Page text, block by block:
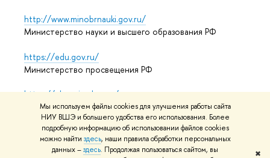
Мы используем файлы cookies для улучшения работы сайта
НИУ ВШЭ и большего удобства его использования. Более
подробную информацию об использовании файлов cookies
можно найти здесь, наши правила обработки персональных
данных –здесь. Продолжая пользоваться сайтом, вы
✖
http://www.minobrnauki.gov.ru/
Министерство науки и высшего образования РФ
https://edu.gov.ru/
Министерство просвещения РФ
https://elearning.hse.ru/mooc
Массовые открытые онлайн-курсы
© НИУ ВШЭ 1993–2026 Адреса и контактыУсловия